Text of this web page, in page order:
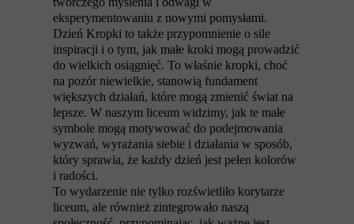
eksperymentowaniu z nowymi pomysłami.
Dzień Kropki to także przypomnienie o sile
inspiracji i o tym, jak małe kroki mogą prowadzić
do wielkich osiągnięć. To właśnie kropki, choć
na pozór niewielkie, stanowią fundament
większych działań, które mogą zmienić świat na
lepsze. W naszym liceum widzimy, jak te małe
symbole mogą motywować do podejmowania
wyzwań, wyrażania siebie i działania w sposób,
który sprawia, że każdy dzień jest pełen kolorów
i radości.
To wydarzenie nie tylko rozświetliło korytarze
liceum, ale również zintegrowało naszą